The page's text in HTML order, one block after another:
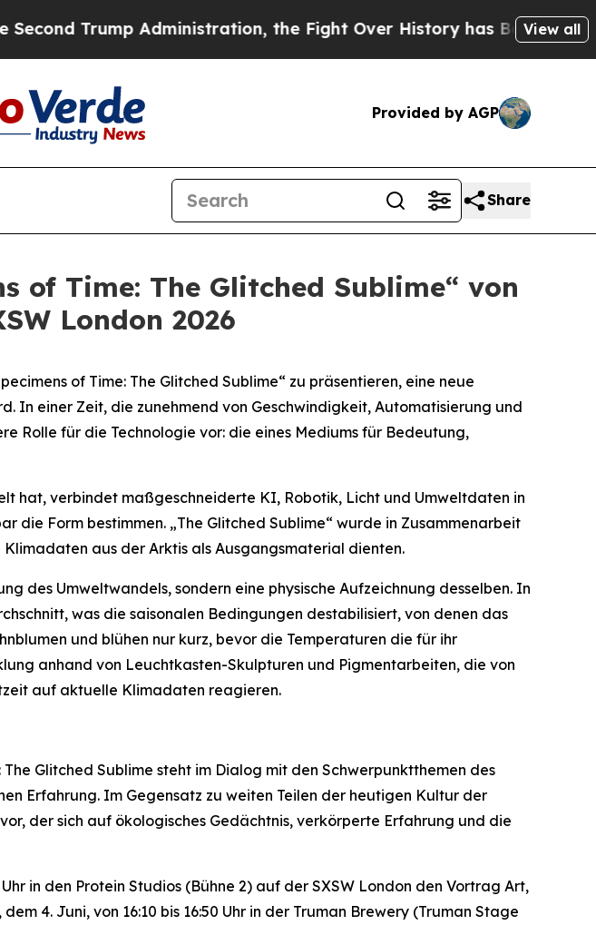
Trump Administration, the Fight Over History has Become a Fight
View all
Provided by AGP
Share
of Time: The Glitched Sublime“ von
London 2026
of Time: The Glitched Sublime“ zu präsentieren, eine neue
In einer Zeit, die zunehmend von Geschwindigkeit, Automatisierung und
Rolle für die Technologie vor: die eines Mediums für Bedeutung,
hat, verbindet maßgeschneiderte KI, Robotik, Licht und Umweltdaten in
die Form bestimmen. „The Glitched Sublime“ wurde in Zusammenarbeit
aus der Arktis als Ausgangsmaterial dienten.
des Umweltwandels, sondern eine physische Aufzeichnung desselben. In
was die saisonalen Bedingungen destabilisiert, von denen das
und blühen nur kurz, bevor die Temperaturen die für ihr
anhand von Leuchtkasten-Skulpturen und Pigmentarbeiten, die von
auf aktuelle Klimadaten reagieren.
Glitched Sublime steht im Dialog mit den Schwerpunktthemen des
Erfahrung. Im Gegensatz zu weiten Teilen der heutigen Kultur der
der sich auf ökologisches Gedächtnis, verkörperte Erfahrung und die
in den Protein Studios (Bühne 2) auf der SXSW London den Vortrag Art,
4. Juni, von 16:10 bis 16:50 Uhr in der Truman Brewery (Truman Stage